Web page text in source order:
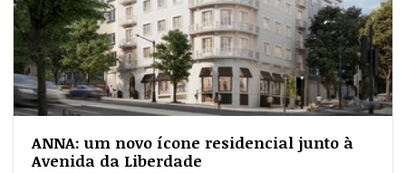
ANNA: um novo ícone residencial junto à
Avenida da Liberdade